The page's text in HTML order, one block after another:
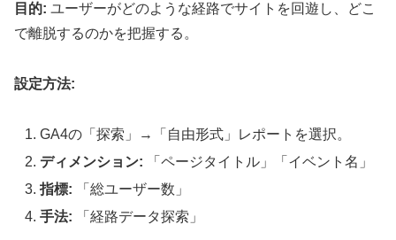
目的: ユーザーがどのような経路でサイトを回遊し、どこ
で離脱するのかを把握する。
設定方法:
GA4の「探索」→「自由形式」レポートを選択。
ディメンション: 「ページタイトル」「イベント名」
指標: 「総ユーザー数」
手法: 「経路データ探索」